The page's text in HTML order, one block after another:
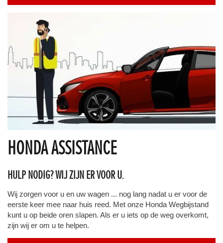
HONDA ASSISTANCE
HULP NODIG? WIJ ZIJN ER VOOR U.
Wij zorgen voor u en uw wagen ... nog lang nadat u er voor de
eerste keer mee naar huis reed. Met onze Honda Wegbijstand
kunt u op beide oren slapen. Als er u iets op de weg overkomt,
zijn wij er om u te helpen.